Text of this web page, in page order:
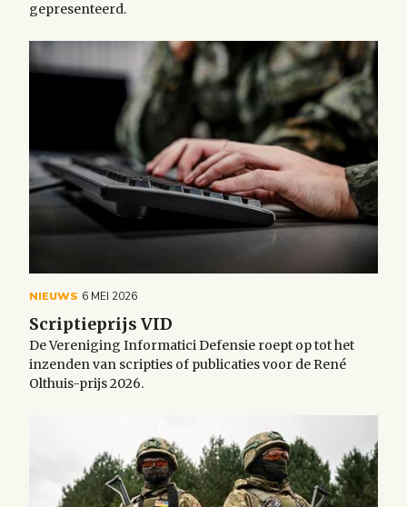
gepresenteerd.
NIEUWS 6 MEI 2026
Scriptieprijs VID
De Vereniging Informatici Defensie roept op tot het
inzenden van scripties of publicaties voor de René
Olthuis-prijs 2026.